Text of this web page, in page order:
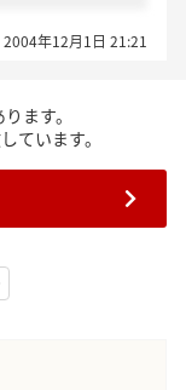
2004年12月1日 21:21
ます。
ています。